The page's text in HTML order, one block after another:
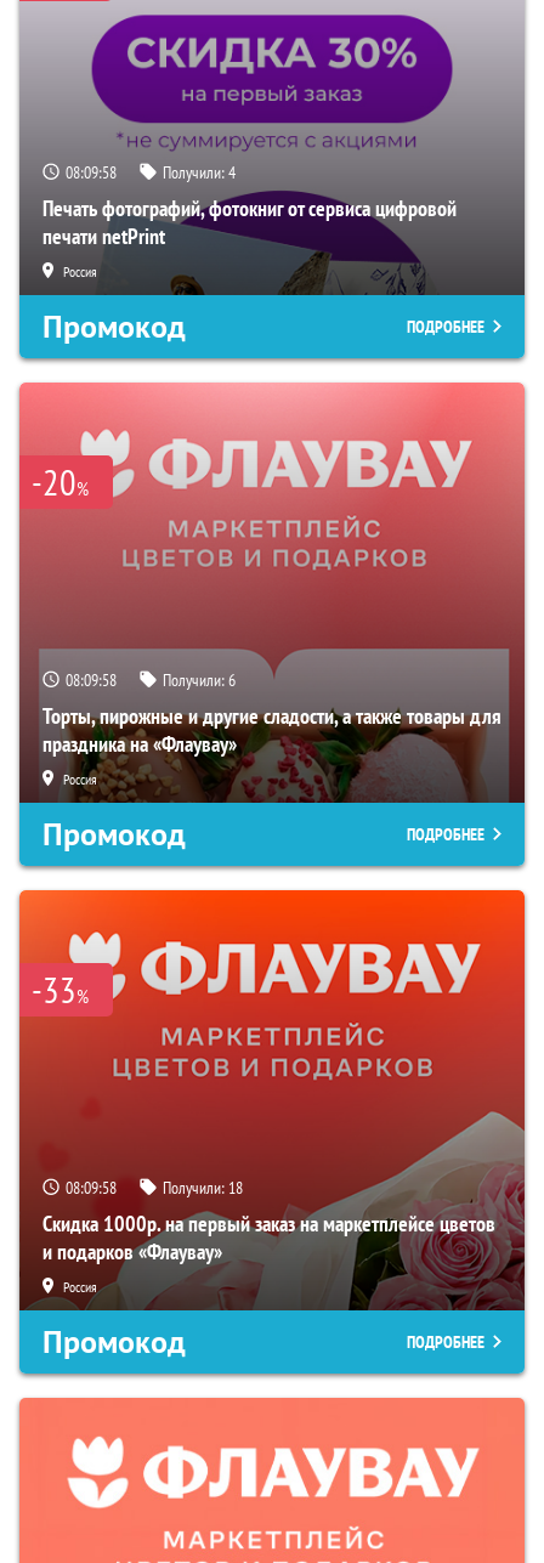
08:09:57 Получили:4
Печать фотографий, фотокниг от сервиса цифровой
печати netPrint
Россия
Промокод ПОДРОБНЕЕ
-20%
08:09:57 Получили:6
Торты, пирожные и другие сладости, а также товары для
праздника на «Флаувау»
Россия
Промокод ПОДРОБНЕЕ
-33%
08:09:57 Получили: 18
Скидка 1000р. на первый заказ на маркетплейсе цветов
и подарков «Флаувау»
Россия
Промокод ПОДРОБНЕЕ